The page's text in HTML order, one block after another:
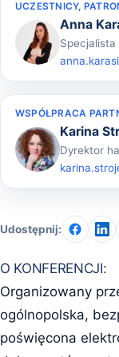
Udostępnij:
O KONFERENCJI:
Organizowany
ogólnopolska,
poświęcona
UCZESTNICY,
Anna
WSPÓŁPRACA
Karina
Dyrektor